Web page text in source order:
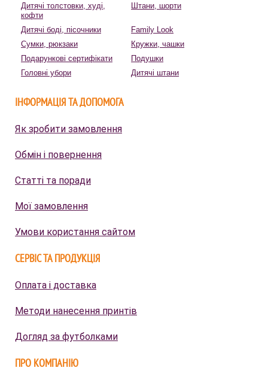
Дитячі толстовки, худі,
кофти
Штани, шорти
Дитячі боді, пісочники
Family Look
Сумки, рюкзаки
Кружки, чашки
Подарункові сертифікати
Подушки
Головні убори
Дитячі штани
ІНФОРМАЦІЯ ТА ДОПОМОГА
Як зробити замовлення
Обмін і повернення
Статті та поради
Мої замовлення
Умови користання сайтом
СЕРВІС ТА ПРОДУКЦІЯ
Оплата і доставка
Методи нанесення принтів
Догляд за футболками
ПРО КОМПАНІЮ